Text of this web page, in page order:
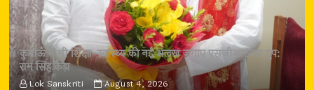
कुमाऊँ में भी शिक्षा-स्वास्थ्य की नई अलख जगाए एसजीआरआर ग्रुप:
राम सिंह कैड़ा
Lok Sanskriti August 4, 2026